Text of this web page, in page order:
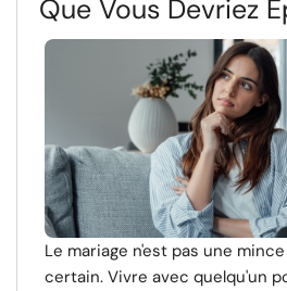
Ressources
Communauté
Trouver un thérapeute
Langue
Que Vous Devriez
Le mariage n'est pas une
certain. Vivre avec quelqu'un